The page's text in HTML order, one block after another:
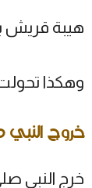
هيبة قريش
وهكذا
خروج النبي
خرج النبي